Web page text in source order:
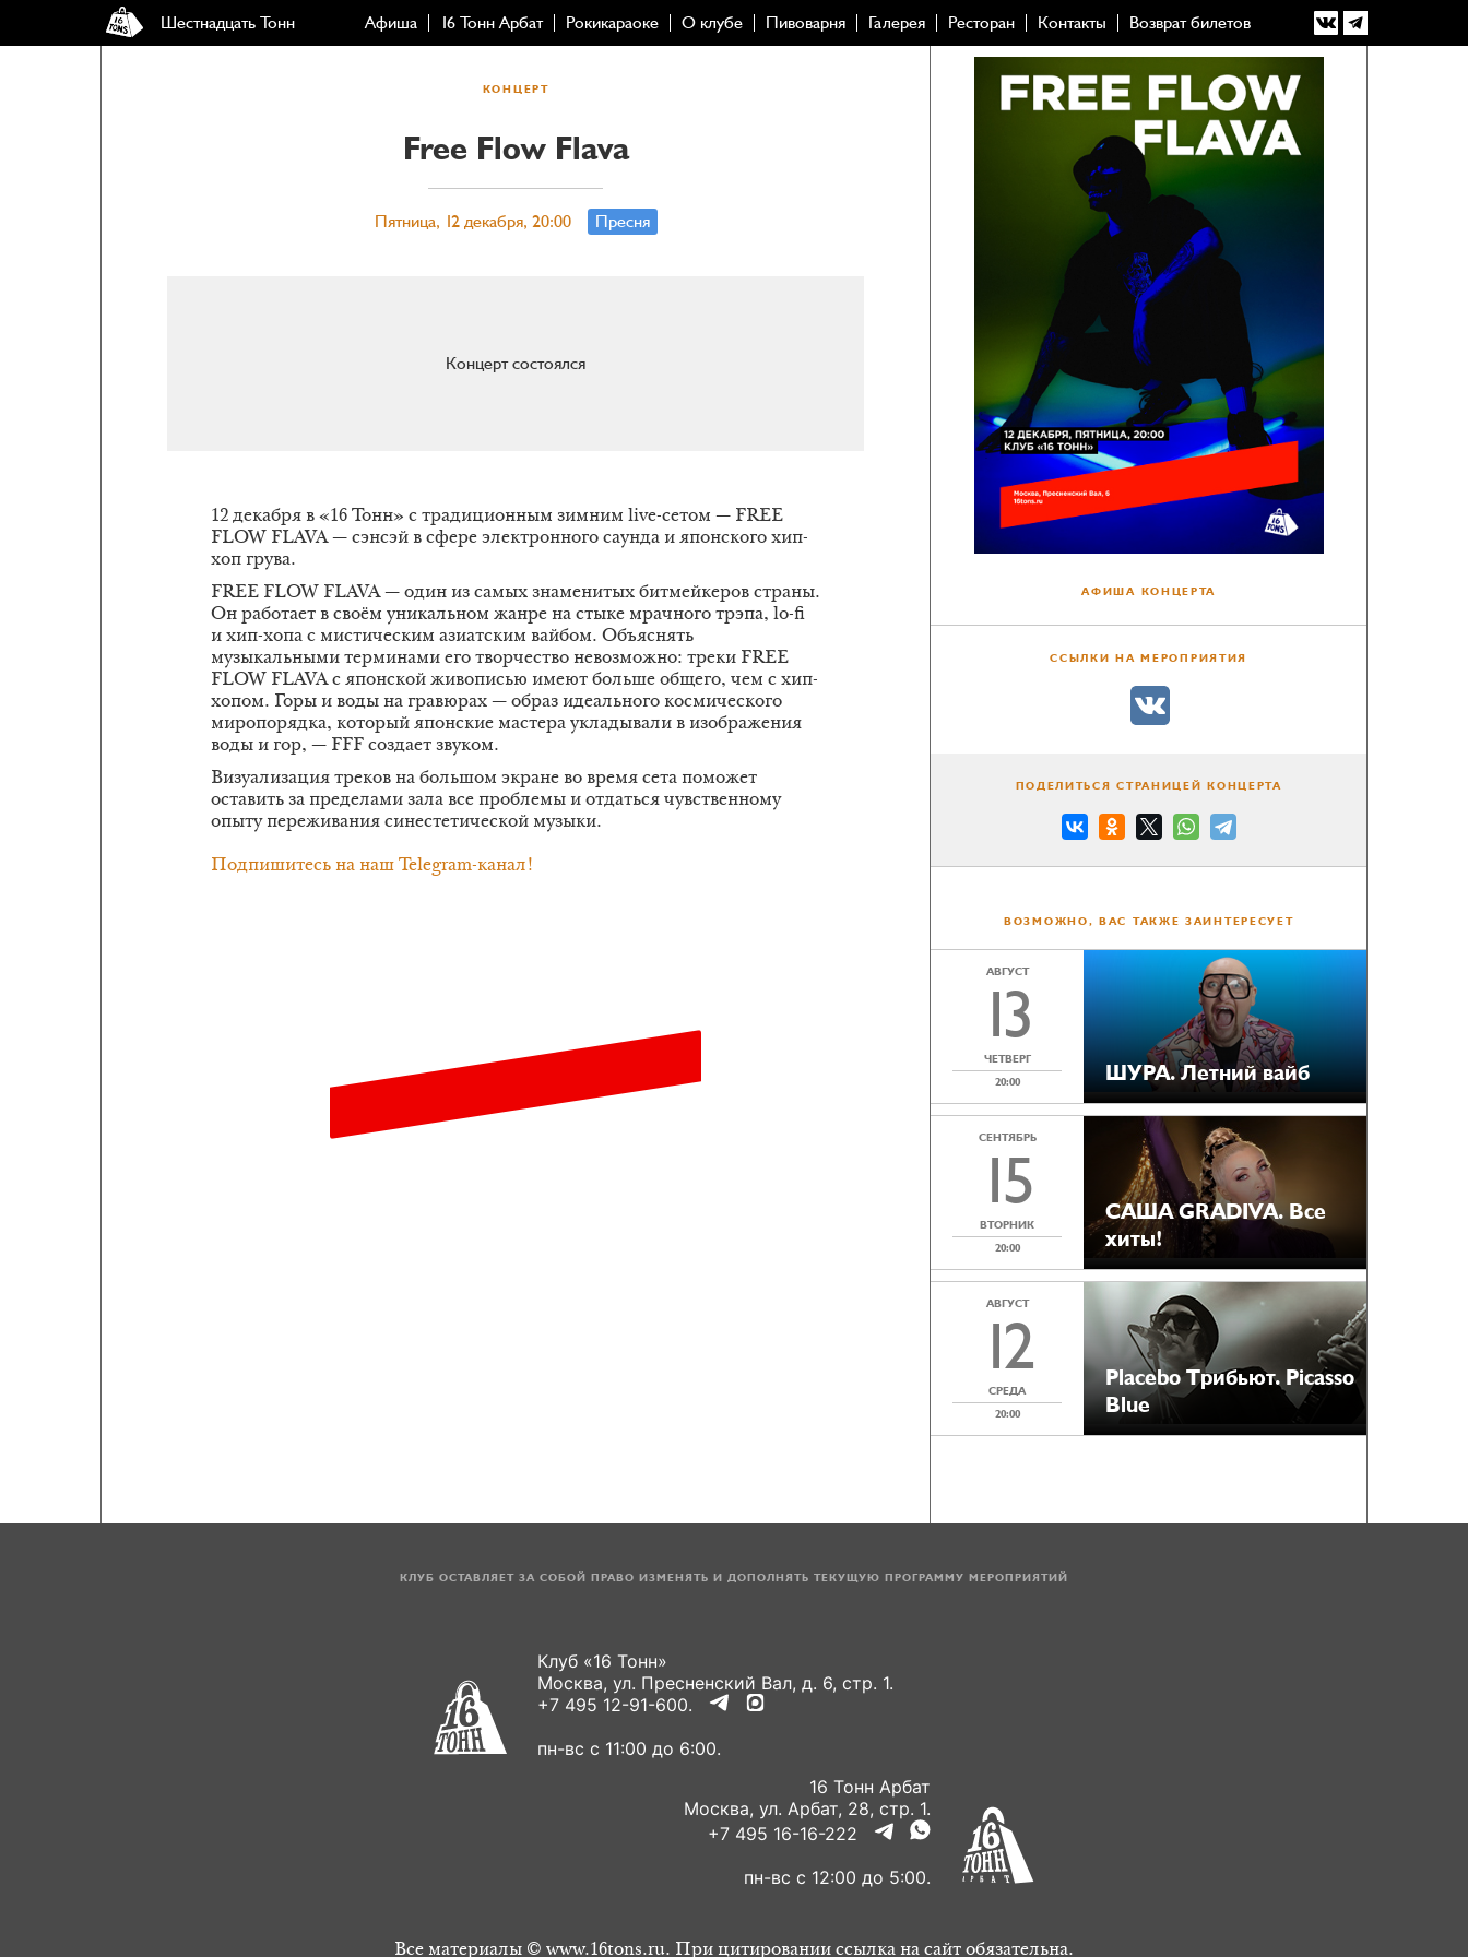
Шестнадцать Тонн Афиша 16 Тонн Арбат Рокикараоке О клубе Пивоварня Галерея Ресторан Контакты Возврат билетов
КОНЦЕРТ
Free Flow Flava
Пятница, 12 декабря, 20:00 Пресня
Концерт состоялся
12 декабря в «16 Тонн» с традиционным зимним live-сетом — FREE
FLOW FLAVA — сэнсэй в сфере электронного саунда и японского хип-
хоп грува.
FREE FLOW FLAVA — один из самых знаменитых битмейкеров страны.
Он работает в своём уникальном жанре на стыке мрачного трэпа, lo-fi
и хип-хопа с мистическим азиатским вайбом. Объяснять
музыкальными терминами его творчество невозможно: треки FREE
FLOW FLAVA с японской живописью имеют больше общего, чем с хип-
хопом. Горы и воды на гравюрах — образ идеального космического
миропорядка, который японские мастера укладывали в изображения
воды и гор, — FFF создает звуком.
Визуализация треков на большом экране во время сета поможет
оставить за пределами зала все проблемы и отдаться чувственному
опыту переживания синестетической музыки.
Подпишитесь на наш Telegram-канал!
АФИША КОНЦЕРТА
ССЫЛКИ НА МЕРОПРИЯТИЯ
ПОДЕЛИТЬСЯ СТРАНИЦЕЙ КОНЦЕРТА
ВОЗМОЖНО, ВАС ТАКЖЕ ЗАИНТЕРЕСУЕТ
АВГУСТ
13
ЧЕТВЕРГ
20:00
ШУРА. Летний вайб
СЕНТЯБРЬ
15
ВТОРНИК
20:00
САША GRADIVA. Все
хиты!
АВГУСТ
12
СРЕДА
20:00
Placebo Tрибьют. Picasso
Blue
КЛУБ ОСТАВЛЯЕТ ЗА СОБОЙ ПРАВО ИЗМЕНЯТЬ И ДОПОЛНЯТЬ ТЕКУЩУЮ ПРОГРАММУ МЕРОПРИЯТИЙ
Клуб «16 Тонн»
Москва, ул. Пресненский Вал, д. 6, стр. 1.
+7 495 12-91-600.
пн-вс с 11:00 до 6:00.
16 Тонн Арбат
Москва, ул. Арбат, 28, стр. 1.
+7 495 16-16-222
пн-вс с 12:00 до 5:00.
Все материалы © www.16tons.ru. При цитировании ссылка на сайт обязательна.